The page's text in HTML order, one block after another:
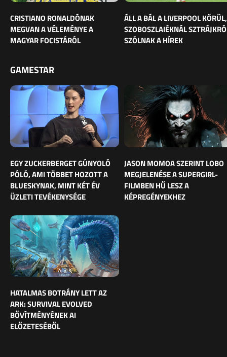
CRISTIANO RONALDÓNAK
MEGVAN A VÉLEMÉNYE A
MAGYAR FOCISTÁRÓL
ÁLL A BÁL A LIVERPOOL KÖRÜL,
SZOBOSZLAIÉKNÁL
SZÓLNAK A HÍREK
GAMESTAR
EGY ZUCKERBERGET GÚNYOLÓ
PÓLÓ, AMI TÖBBET HOZOTT A
BLUESKYNAK, MINT KÉT ÉV
ÜZLETI TEVÉKENYSÉGE
JASON MOMOA SZERINT LOBO
MEGJELENÉSE A SUPERGIRL-
FILMBEN HŰ LESZ A
KÉPREGÉNYEKHEZ
HATALMAS BOTRÁNY LETT AZ
ARK: SURVIVAL EVOLVED
BŐVÍTMÉNYÉNEK AI
ELŐZETESÉBŐL